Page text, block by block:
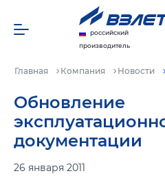
российский
производитель
Главная Компания Новости
Обновление
документации
26 января 2011